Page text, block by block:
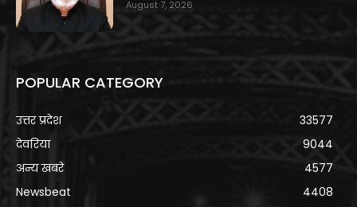
August 7, 2026
POPULAR CATEGORY
उत्तर प्रदेश
33577
देवरिया
9044
अन्य खबरे
4577
Newsbeat
4408